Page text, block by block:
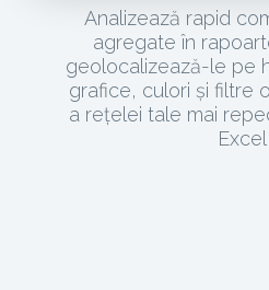
Analizează rapid
agregate în
geolocalizează-le pe
grafice, culori și filtre
a rețelei tale mai
Excel!